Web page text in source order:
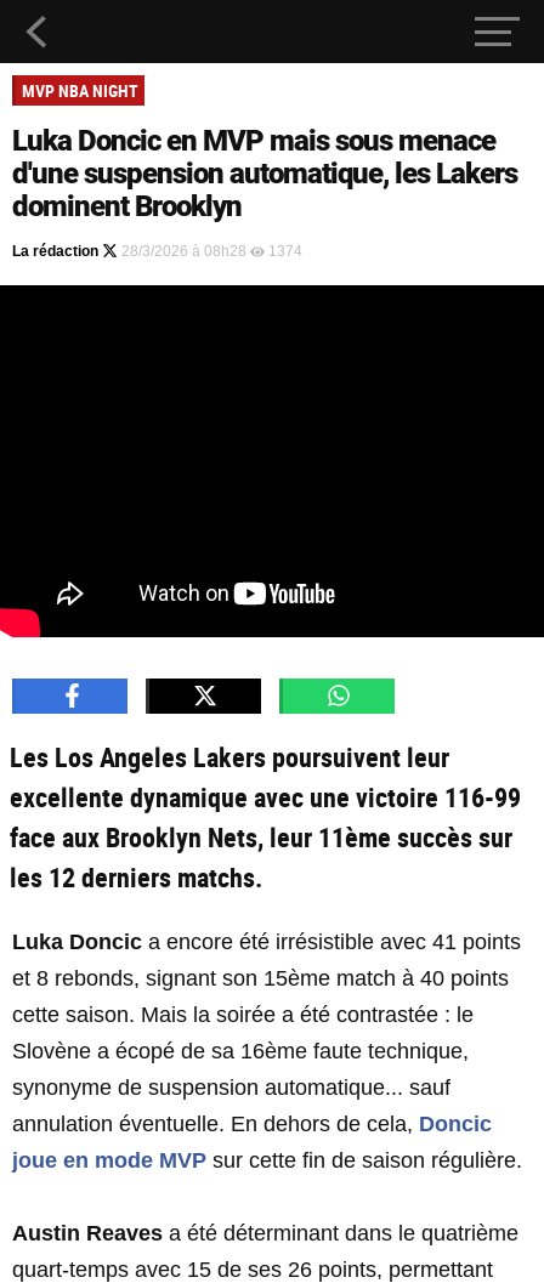
MVP NBA NIGHT
Luka Doncic en MVP mais sous menace
d'une suspension automatique, les Lakers
dominent Brooklyn
La rédaction 28/3/2026 à 08h28 1374
Les Los Angeles Lakers poursuivent leur
excellente dynamique avec une victoire 116-99
face aux Brooklyn Nets, leur 11ème succès sur
les 12 derniers matchs.
Luka Doncic a encore été irrésistible avec 41 points
et 8 rebonds, signant son 15ème match à 40 points
cette saison. Mais la soirée a été contrastée : le
Slovène a écopé de sa 16ème faute technique,
synonyme de suspension automatique... sauf
annulation éventuelle. En dehors de cela, Doncic
joue en mode MVP sur cette fin de saison régulière.
Austin Reaves a été déterminant dans le quatrième
quart-temps avec 15 de ses 26 points, permettant